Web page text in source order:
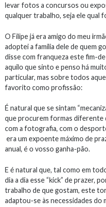
levar fotos a concursos ou
qualquer trabalho, seja ele qual
O Filipe já era amigo do meu
adoptei a família dele de quem
disse com franqueza este fim-
aquilo que sinto e penso há
particular, mas sobre todos
favorito como profissão:
É natural que se sintam
que procurem formas diferente
com a fotografia, com o
era um expoente máximo de
anual, é o vosso ganha-pão.
E é natural que, tal como em
dia a dia esse “kick” de prazer,
trabalho de que gostam, este
adaptou-se às necessidades